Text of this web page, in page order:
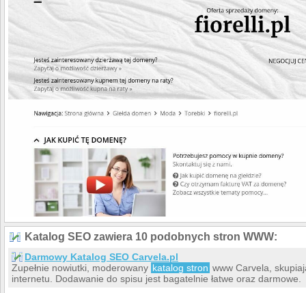
Katalog SEO zawiera 10 podobnych stron WWW:
Darmowy Katalog SEO Carvela.pl
Zupełnie nowiutki, moderowany katalog stron www Carvela,
internetu. Dodawanie do spisu jest bagatelnie łatwe oraz darmowe.